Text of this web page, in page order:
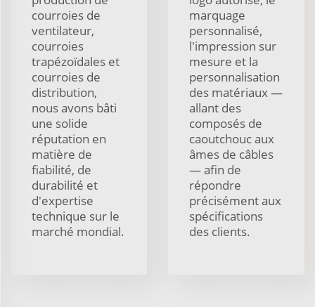
courroies de
ventilateur,
courroies
trapézoïdales et
courroies de
distribution,
nous avons bâti
une solide
réputation en
matière de
fiabilité, de
durabilité et
d'expertise
technique sur le
marché mondial.
marquage
personnalisé,
l'impression sur
mesure et la
personnalisation
des matériaux —
allant des
composés de
caoutchouc aux
âmes de câbles
— afin de
répondre
précisément aux
spécifications
des clients.